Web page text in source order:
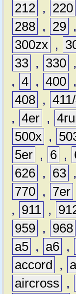
212 , 220
288 , 29 ,
300zx ,
33 , 330 ,
, 4 , 400 ,
408 ,
, 4er ,
500x ,
5er , 6 ,
626 , 63 ,
770 , 7er
,
911 ,
959 , 968
a5 , a6 ,
accord
,
aircross
,